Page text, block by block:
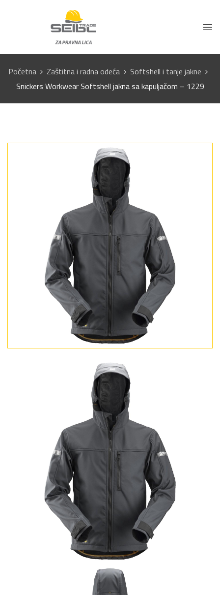
Početna Zaštitna i radna odeća
Softshell i tanje jakne
Snickers Workwear Softshell jakna sa kapuljačom – 1229